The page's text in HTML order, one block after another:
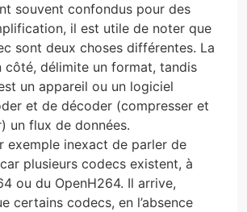
souvent confondus pour des
il est utile de noter que
sont deux choses différentes. La
côté, délimite un format, tandis
un appareil ou un logiciel
et de décoder (compresser et
un flux de données.
exemple inexact de parler de
plusieurs codecs existent, à
ou du OpenH264. Il arrive,
certains codecs, en l’absence